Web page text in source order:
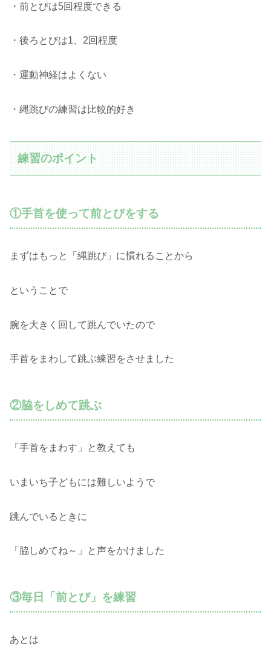
・前とびは5回程度できる
・後ろとびは1、2回程度
・運動神経はよくない
・縄跳びの練習は比較的好き
練習のポイント
①手首を使って前とびをする
まずはもっと「縄跳び」に慣れることから
ということで
腕を大きく回して跳んでいたので
手首をまわして跳ぶ練習をさせました
②脇をしめて跳ぶ
「手首をまわす」と教えても
いまいち子どもには難しいようで
跳んでいるときに
「脇しめてね～」と声をかけました
③毎日「前とび」を練習
あとは